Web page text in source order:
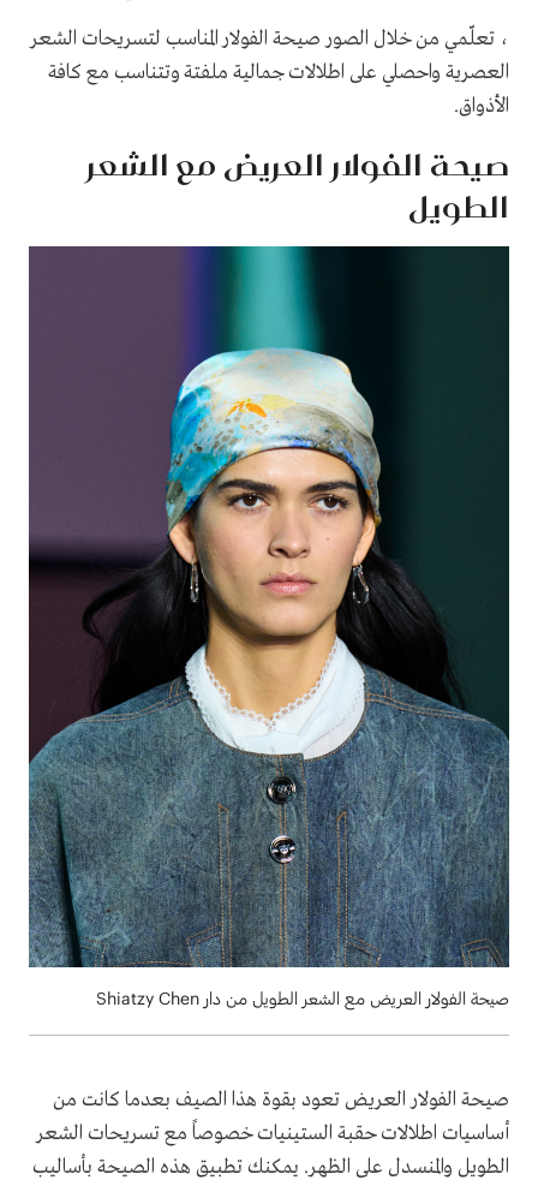
، تعلّمي من خلال الصور صيحة الفولار المناسب لتسريحات الشعر
العصرية واحصلي على اطلالات جمالية ملفتة وتتناسب مع كافة
الأذواق.
صيحة الفولار العريض مع الشعر
الطويل
صيحة الفولار العريض مع الشعر الطويل من دار Shiatzy Chen
صيحة الفولار العريض تعود بقوة هذا الصيف بعدما كانت من
أساسيات اطلالات حقبة الستينيات خصوصاً مع تسريحات الشعر
الطويل والمنسدل على الظهر. يمكنك تطبيق هذه الصيحة بأساليب